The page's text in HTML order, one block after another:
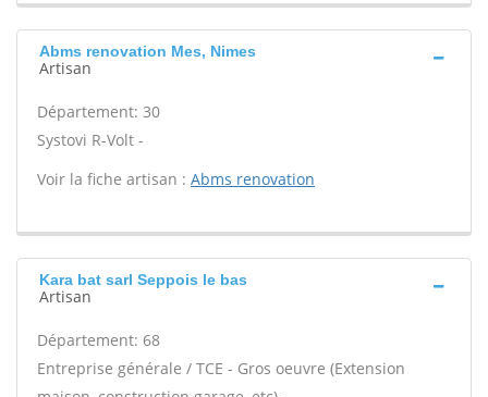
Abms renovation Mes, Nimes
Artisan
Département: 30
Systovi R-Volt -
Voir la fiche artisan : Abms renovation
Kara bat sarl Seppois le bas
Artisan
Département: 68
Entreprise générale / TCE - Gros oeuvre (Extension